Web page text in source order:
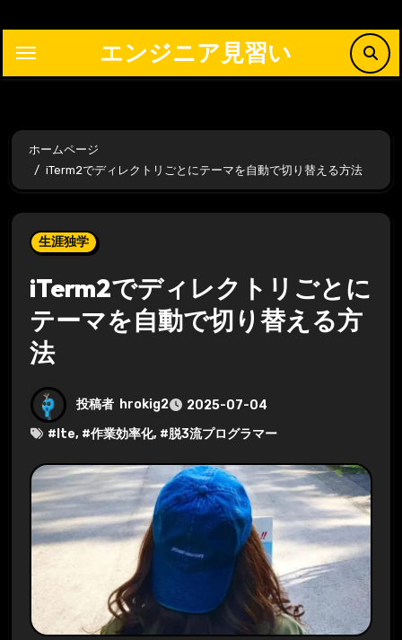
ッ
エンジニア見習い
ホームページ
iTerm2でディレクトリごとにテーマを自動で切り替える方法
生涯独学
iTerm2でディレクトリごとに
テーマを自動で切り替える方
法
投稿者 hrokig2
2025-07-04
# Ite, #作業効率化, #脱3流プログラマー